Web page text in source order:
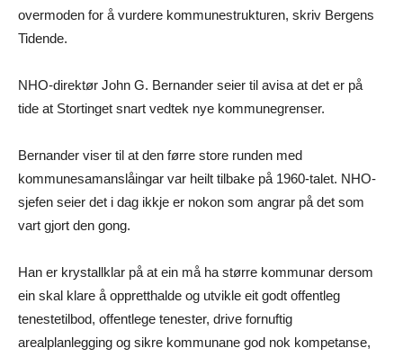
overmoden for å vurdere kommunestrukturen, skriv Bergens
Tidende.
NHO-direktør John G. Bernander seier til avisa at det er på
tide at Stortinget snart vedtek nye kommunegrenser.
Bernander viser til at den førre store runden med
kommunesamanslåingar var heilt tilbake på 1960-talet. NHO-
sjefen seier det i dag ikkje er nokon som angrar på det som
vart gjort den gong.
Han er krystallklar på at ein må ha større kommunar dersom
ein skal klare å oppretthalde og utvikle eit godt offentleg
tenestetilbod, offentlege tenester, drive fornuftig
arealplanlegging og sikre kommunane god nok kompetanse,